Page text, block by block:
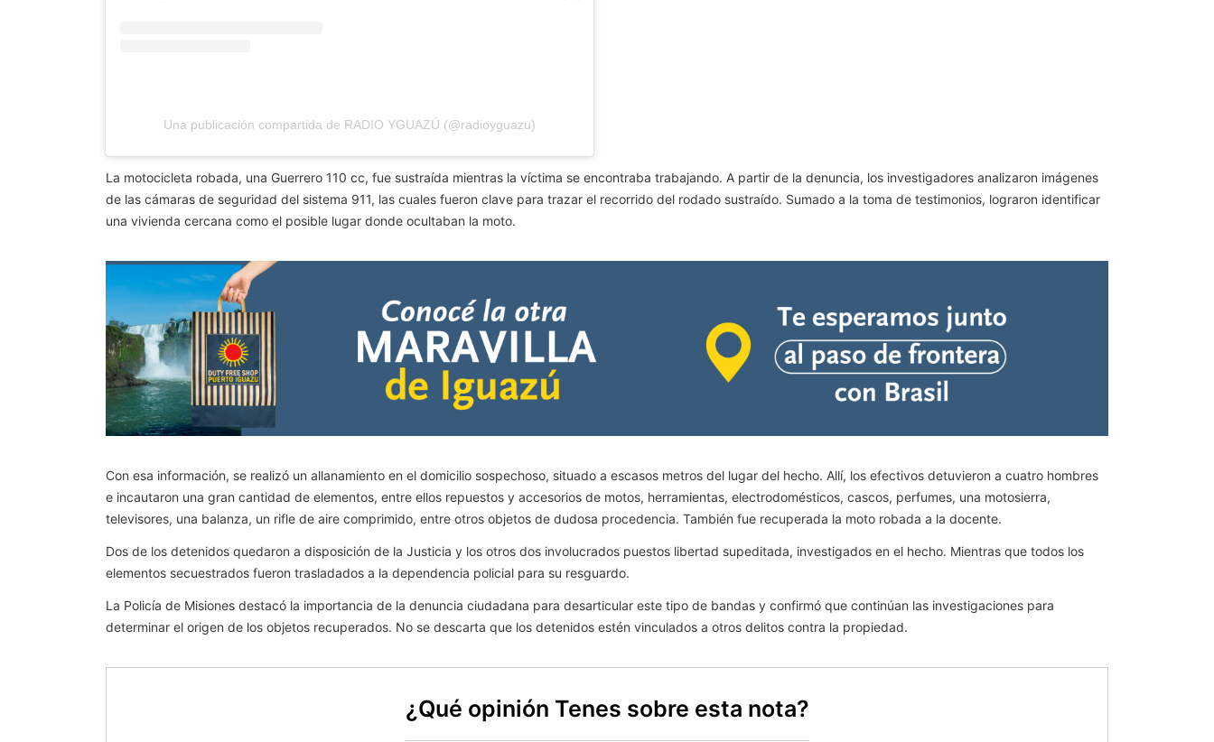
Una publicación compartida de RADIO YGUAZÚ (@radioyguazu)
La motocicleta robada, una Guerrero 110 cc, fue sustraída mientras la víctima se encontraba trabajando. A partir de la denuncia, los investigadores analizaron imágenes
de las cámaras de seguridad del sistema 911, las cuales fueron clave para trazar el recorrido del rodado sustraído. Sumado a la toma de testimonios, lograron identificar
una vivienda cercana como el posible lugar donde ocultaban la moto.
Con esa información, se realizó un allanamiento en el domicilio sospechoso, situado a escasos metros del lugar del hecho. Allí, los efectivos detuvieron a cuatro hombres
e incautaron una gran cantidad de elementos, entre ellos repuestos y accesorios de motos, herramientas, electrodomésticos, cascos, perfumes, una motosierra,
televisores, una balanza, un rifle de aire comprimido, entre otros objetos de dudosa procedencia. También fue recuperada la moto robada a la docente.
Dos de los detenidos quedaron a disposición de la Justicia y los otros dos involucrados puestos libertad supeditada, investigados en el hecho. Mientras que todos los
elementos secuestrados fueron trasladados a la dependencia policial para su resguardo.
La Policía de Misiones destacó la importancia de la denuncia ciudadana para desarticular este tipo de bandas y confirmó que continúan las investigaciones para
determinar el origen de los objetos recuperados. No se descarta que los detenidos estén vinculados a otros delitos contra la propiedad.
¿Qué opinión Tenes sobre esta nota?